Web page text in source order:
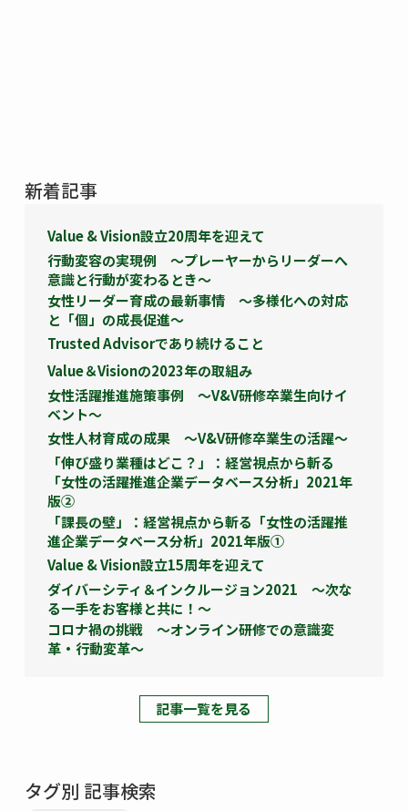
Value & Vision設立20周年を迎えて
行動変容の実現例 ～プレーヤーからリーダーへ
意識と行動が変わるとき～
女性リーダー育成の最新事情 ～多様化への対応
と「個」の成長促進～
Trusted Advisorであり続けること
Value＆Visionの2023年の取組み
女性活躍推進施策事例 ～V&V研修卒業生向けイ
ベント～
女性人材育成の成果 ～V&V研修卒業生の活躍～
「伸び盛り業種はどこ？」：経営視点から斬る
「女性の活躍推進企業データベース分析」2021年
版②
「課長の壁」：経営視点から斬る「女性の活躍推
進企業データベース分析」2021年版①
Value & Vision設立15周年を迎えて
ダイバーシティ＆インクルージョン2021 ～次な
る一手をお客様と共に！～
コロナ禍の挑戦 ～オンライン研修での意識変
革・行動変革～
新着記事
記事一覧を見る
タグ別 記事検索